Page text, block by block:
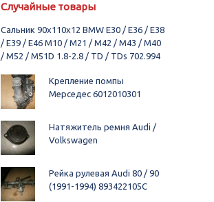
Случайные товары
Сальник 90x110x12 BMW E30 / E36 / E38
/ E39 / E46 M10 / M21 / M42 / M43 / M40
/ M52 / M51D 1.8-2.8 / TD / TDs 702.994
Крепление помпы
Мерседес 6012010301
Натяжитель ремня Audi /
Volkswagen
Рейка рулевая Audi 80 / 90
(1991-1994) 893422105C